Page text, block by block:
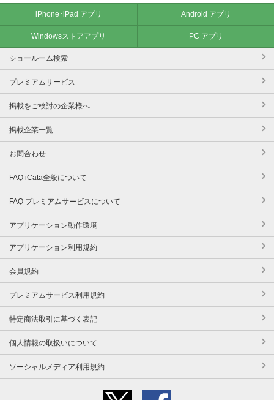
iPhone･iPad アプリ Android アプリ
Windowsストアアプリ PC アプリ
ショールーム検索
プレミアムサービス
掲載をご検討の企業様へ
掲載企業一覧
お問合わせ
FAQ iCata全般について
FAQ プレミアムサービスについて
アプリケーション動作環境
アプリケーション利用規約
会員規約
プレミアムサービス利用規約
特定商法取引に基づく表記
個人情報の取扱いについて
ソーシャルメディア利用規約